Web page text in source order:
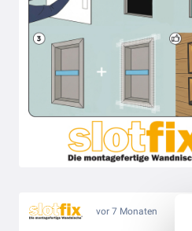
vor 7 Monaten